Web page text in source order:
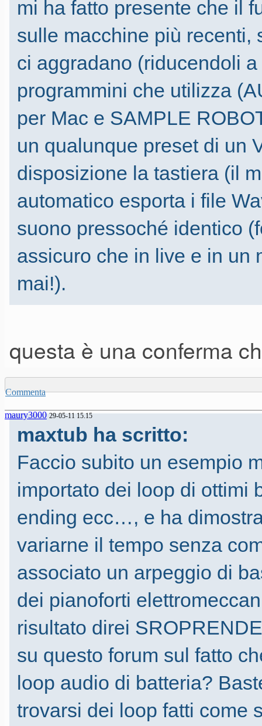
mi ha fatto presente che il
sulle macchine più recenti,
ci aggradano (riducendoli
programmini che utilizza
per Mac e SAMPLE
un qualunque preset di un
disposizione la tastiera (il
automatico esporta i file
suono pressoché identico
assicuro che in live e in un
mai!).
questa è una conferma
Commenta
maury3000 29-05-11 15.15
maxtub ha scritto:
Faccio subito un esempio
importato dei loop di ottimi
ending ecc…, e ha
variarne il tempo senza
associato un arpeggio di
dei pianoforti
risultato direi
su questo forum sul fatto
loop audio di batteria?
trovarsi dei loop fatti come